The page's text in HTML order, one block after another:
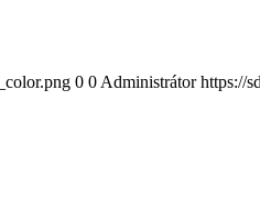
0 0 Administrátor https://